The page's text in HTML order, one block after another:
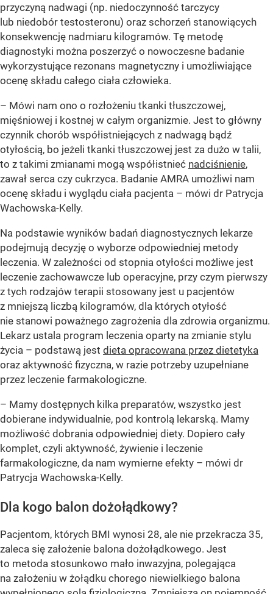
przyczyną nadwagi (np. niedoczynność tarczycy
lub niedobór testosteronu) oraz schorzeń stanowiących
konsekwencję nadmiaru kilogramów. Tę metodę
diagnostyki można poszerzyć o nowoczesne badanie
wykorzystujące rezonans magnetyczny i umożliwiające
ocenę składu całego ciała człowieka.
– Mówi nam ono o rozłożeniu tkanki tłuszczowej,
mięśniowej i kostnej w całym organizmie. Jest to główny
czynnik chorób współistniejących z nadwagą bądź
otyłością, bo jeżeli tkanki tłuszczowej jest za dużo w talii,
to z takimi zmianami mogą współistnieć nadciśnienie,
zawał serca czy cukrzyca. Badanie AMRA umożliwi nam
ocenę składu i wyglądu ciała pacjenta – mówi dr Patrycja
Wachowska-Kelly.
Na podstawie wyników badań diagnostycznych lekarze
podejmują decyzję o wyborze odpowiedniej metody
leczenia. W zależności od stopnia otyłości możliwe jest
leczenie zachowawcze lub operacyjne, przy czym pierwszy
z tych rodzajów terapii stosowany jest u pacjentów
z mniejszą liczbą kilogramów, dla których otyłość
nie stanowi poważnego zagrożenia dla zdrowia organizmu.
Lekarz ustala program leczenia oparty na zmianie stylu
życia – podstawą jest dieta opracowana przez dietetyka
oraz aktywność fizyczna, w razie potrzeby uzupełniane
przez leczenie farmakologiczne.
– Mamy dostępnych kilka preparatów, wszystko jest
dobierane indywidualnie, pod kontrolą lekarską. Mamy
możliwość dobrania odpowiedniej diety. Dopiero cały
komplet, czyli aktywność, żywienie i leczenie
farmakologiczne, da nam wymierne efekty – mówi dr
Patrycja Wachowska-Kelly.
Dla kogo balon dożołądkowy?
Pacjentom, których BMI wynosi 28, ale nie przekracza 35,
zaleca się założenie balona dożołądkowego. Jest
to metoda stosunkowo mało inwazyjna, polegająca
na założeniu w żołądku chorego niewielkiego balona